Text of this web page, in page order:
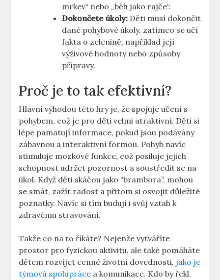
mrkev“ nebo „běh jako rajče“.
Dokončete úkoly: Děti musí dokončit
dané pohybové úkoly, zatímco se učí
fakta o zelenině, například její
výživové hodnoty nebo způsoby
přípravy.
Proč je to tak efektivní?
Hlavní výhodou této hry je, že spojuje učení s
pohybem, což je pro děti velmi atraktivní. Děti si
lépe pamatují informace, pokud jsou podávány
zábavnou a interaktivní formou. Pohyb navíc
stimuluje mozkové funkce, což posiluje jejich
schopnost udržet pozornost a soustředit se na
úkol. Když děti skáčou jako “brambora”, mohou
se smát, zažít radost a přitom si osvojit důležité
poznatky. Navíc si tím budují i svůj vztah k
zdravému stravování.
Takže co na to říkáte? Nejenže vytváříte
prostor pro fyzickou aktivitu, ale také pomáháte
dětem rozvíjet cenné životní dovednosti, jako je
týmová spolupráce a komunikace. Kdo by řekl,